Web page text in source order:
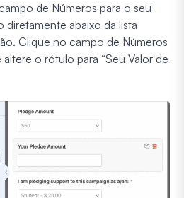
de Números para o seu
abaixo da lista
Clique no campo de Números
o rótulo para “Seu Valor de